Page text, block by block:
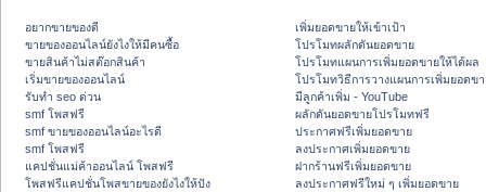
อยากขายของดี
ขายของออนไลน์ยังไงให้มีคนซื้อ
ขายสินค้าไม่สต๊อกสินค้า
เริ่มขายของออนไลน์
รับทำ seo ด่วน
smf โพสฟรี
smf ขายของออนไลน์อะไรดี
smf โพสฟรี
แคปชั่นแม่ค้าออนไลน์ โพสฟรี
โพสฟรีแคปชั่นโพสขายของยังไงให้ปัง
เพิ่มยอดขายให้เข้าเป้า
โปรโมทผลักดันยอดขาย
โปรโมทแผนการเพิ่มยอดขายให้ได้ผล
โปรโมทวิธีการวางแผนการเพิ่มยอดข
มีลูกค้าเพิ่ม - YouTube
ผลักดันยอดขายโปรโมทฟรี
ประกาศฟรีเพิ่มยอดขาย
ลงประกาศเพิ่มยอดขาย
ฝากร้านฟรีเพิ่มยอดขาย
ลงประกาศฟรีใหม่ ๆ เพิ่มยอดขาย